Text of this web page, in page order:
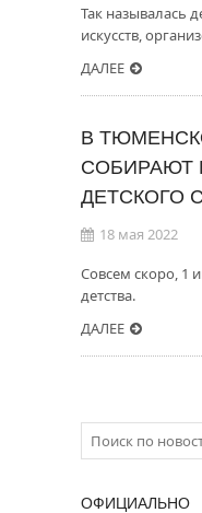
Так называлась
искусств,
ДАЛЕЕ
В
СОБИРАЮТ
ДЕТСКОГО
18 мая 2022
Совсем скоро, 1
детства.
ДАЛЕЕ
ОФИЦИАЛЬНО